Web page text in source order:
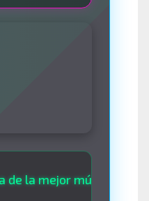
música las 24